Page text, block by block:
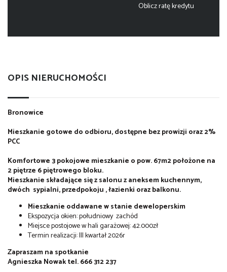
Oblicz ratę kredytu
OPIS NIERUCHOMOŚCI
Bronowice
Mieszkanie gotowe do odbioru, dostępne bez prowizji oraz 2%
PCC
Komfortowe 3 pokojowe mieszkanie o pow. 67m2 położone na
2 piętrze 6 piętrowego bloku.
Mieszkanie składające się z salonu z aneksem kuchennym,
dwóch sypialni, przedpokoju , łazienki oraz balkonu.
Mieszkanie oddawane w stanie deweloperskim
Ekspozycja okien: południowy zachód
Miejsce postojowe w hali garażowej: 42.000zł
Termin realizacji: III kwartał 2026r
Zapraszam na spotkanie
Agnieszka Nowak tel. 666 312 237